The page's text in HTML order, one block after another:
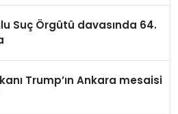
Suç Örgütü davasında 64.
Trump’ın Ankara mesaisi